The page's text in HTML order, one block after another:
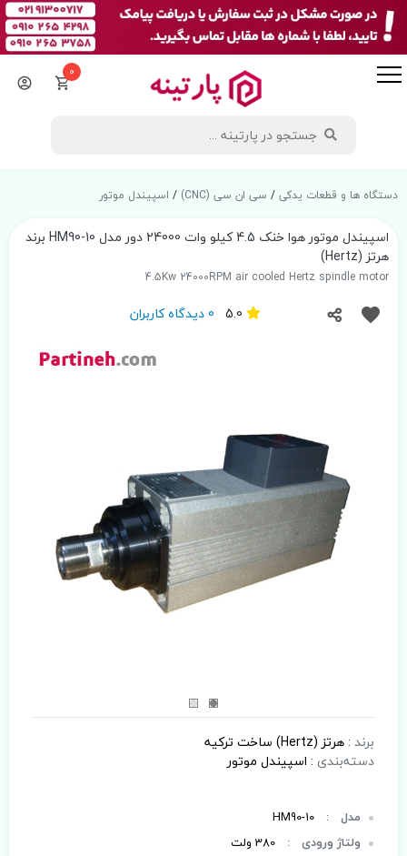
0
دستگاه ها و قطعات یدکی/ سی ان سی (CNC) / اسپیندل موتور
اسپیندل موتور هوا خنک 4.5 کیلو وات 24000 دور مدل HM90-10 برند
هرتز (Hertz)
4.5Kw 24000RPM air cooled Hertz spindle motor
0 دیدگاه کاربران
برند :هرتز (Hertz) ساخت ترکیه
دسته‌بندی : اسپیندل موتور
مدل :
HM90-10
ولتاژ ورودی :
380 ولت